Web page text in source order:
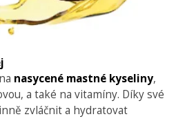
nasycené mastné kyseliny,
a také na vitamíny. Díky své
zvláčnit a hydratovat